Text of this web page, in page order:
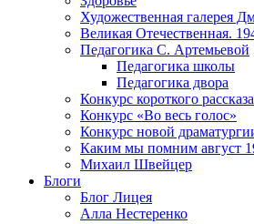
Художественная галерея
Великая Отечественная.
Педагогика С. Артемьевой
Педагогика школы
Педагогика двора
Конкурс короткого
Конкурс «Во весь голос»
Конкурс новой
Каким мы помним август
Михаил Швейцер
Блоги
Блог Лицея
Алла Нестеренко